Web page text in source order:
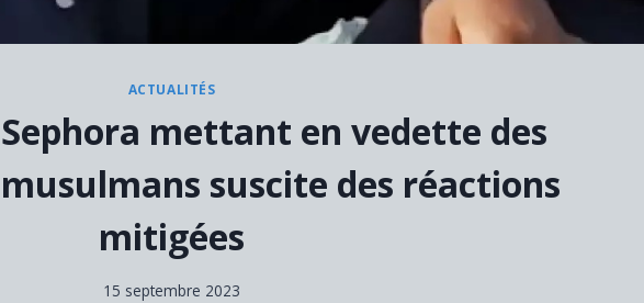
ACTUALITÉS
mettant en vedette des
suscite des réactions
mitigées
15 septembre 2023